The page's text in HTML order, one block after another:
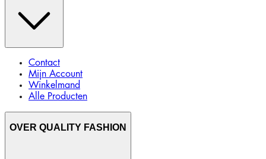
Contact
Mijn Account
Winkelmand
Alle Producten
OVER QUALITY FASHION